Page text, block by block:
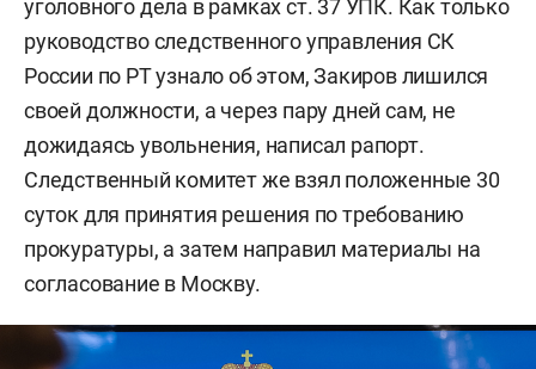
уголовного дела в рамках ст. 37 УПК. Как только
руководство следственного управления СК
России по РТ узнало об этом, Закиров лишился
своей должности, а через пару дней сам, не
дожидаясь увольнения, написал рапорт.
Следственный комитет же взял положенные 30
суток для принятия решения по требованию
прокуратуры, а затем направил материалы на
согласование в Москву.